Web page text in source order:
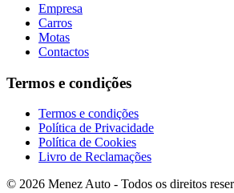
Empresa
Carros
Motas
Contactos
Termos e condições
Termos e condições
Política de Privacidade
Política de Cookies
Livro de Reclamações
© 2026 Menez Auto - Todos os direitos